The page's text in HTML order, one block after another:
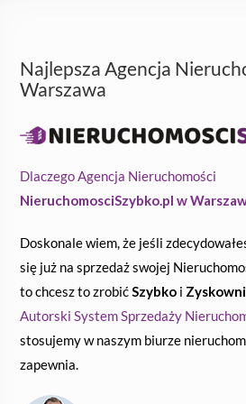
Najlepsza Agencja
Warszawa
Dlaczego Agencja Nieruchomości
NieruchomosciSzybko.pl w
Doskonale wiem, że jeśli
się już na sprzedaż swojej
to chcesz to zrobićSzybko i
Autorski System Sprzedaży
stosujemy w naszym biurze
zapewnia.